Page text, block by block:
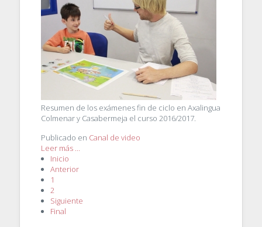
Resumen de los exámenes fin de ciclo en Axalingua
Colmenar y Casabermeja el curso 2016/2017.
Publicado en Canal de video
Leer más ...
Inicio
Anterior
1
2
Siguiente
Final